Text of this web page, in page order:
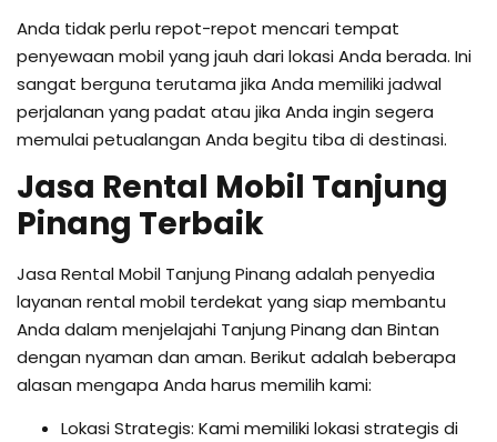
Anda tidak perlu repot-repot mencari tempat
penyewaan mobil yang jauh dari lokasi Anda berada. Ini
sangat berguna terutama jika Anda memiliki jadwal
perjalanan yang padat atau jika Anda ingin segera
memulai petualangan Anda begitu tiba di destinasi.
Jasa Rental Mobil Tanjung
Pinang Terbaik
Jasa Rental Mobil Tanjung Pinang adalah penyedia
layanan rental mobil terdekat yang siap membantu
Anda dalam menjelajahi Tanjung Pinang dan Bintan
dengan nyaman dan aman. Berikut adalah beberapa
alasan mengapa Anda harus memilih kami:
Lokasi Strategis: Kami memiliki lokasi strategis di